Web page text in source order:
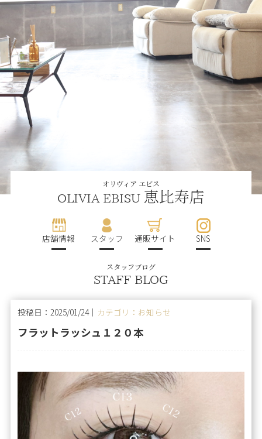
オリヴィア エビス
OLIVIA EBISU 恵比寿店
店舗情報 スタッフ 通販サイト SNS
スタッフブログ
STAFF BLOG
投稿日：2025/01/24｜ カテゴリ：お知らせ
フラットラッシュ１２０本